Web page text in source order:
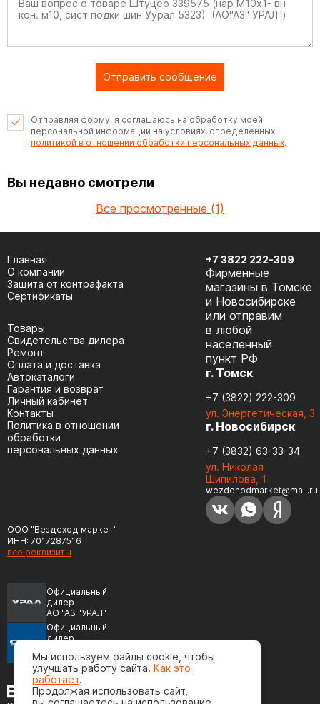
Отправить сообщение
Отправляя форму, я соглашаюсь на обработку моей
персональной информации на условиях, определенных
политикой в отношении обработки персональных данных.
Вы недавно смотрели
Все просмотренные (1)
ООО "Вездеход маркет"
ИНН: 7017287516
все реквизиты
Официальный
дилер
АО "АЗ "УРАЛ"
Официальный
дилер
(ЯМЗ)
Главная
О компании
Защита от контрафакта
Сертификаты
Товары
Cвидетельства дилера
Ремонт
Оплата и доставка
Автокаталоги
Гарантия и возврат
Личный кабинет
Контакты
Политика в отношении
обработки
персональных данных
+7 3822 222-309
Фирменные
магазины в Томске
и Новосибирске
или отправим
в любой
населенный
пункт РФ
г. Томск
+7 (3822) 222-309
ул. Энергетическая, 3
г. Новосибирск
+7 (3832) 63-33-34
ул. Николая
Шипилова, 1
wezdehodmarket@mail.ru
Мы используем файлы cookie, чтобы
улучшать работу сайта. Как это
работает.
Продолжая использовать сайт,